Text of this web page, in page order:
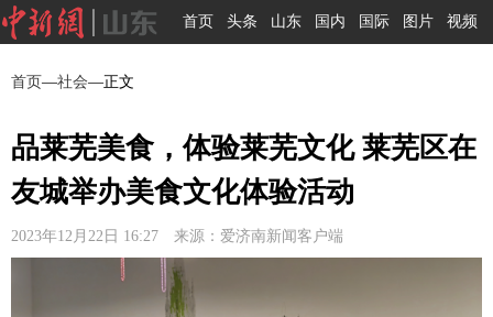
首页 头条 山东 国内 国际 图片 视频
首页—社会—正文
品莱芜美食，体验莱芜文化 莱芜区在
友城举办美食文化体验活动
2023年12月22日 16:27 来源：爱济南新闻客户端